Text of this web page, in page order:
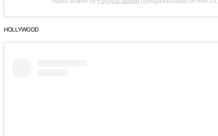
HOLLYWOOD